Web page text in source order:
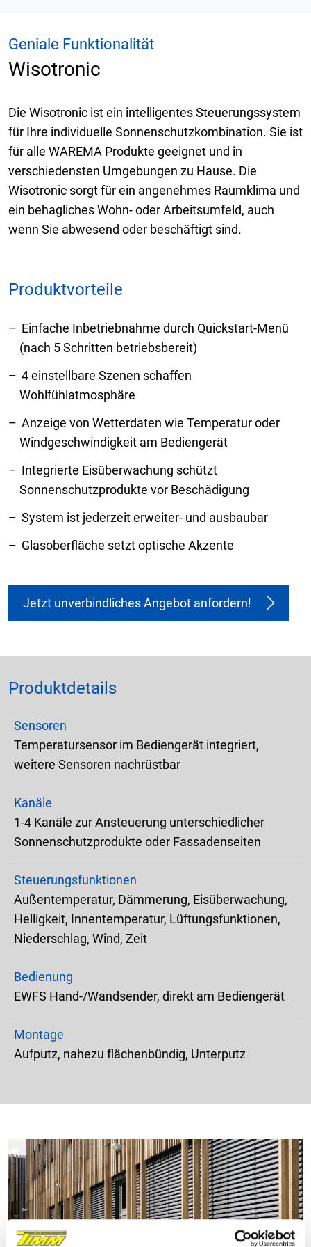
Geniale Funktionalität
Wisotronic
Die Wisotronic ist ein intelligentes Steuerungssystem
für Ihre individuelle Sonnenschutzkombination. Sie ist
für alle WAREMA Produkte geeignet und in
verschiedensten Umgebungen zu Hause. Die
Wisotronic sorgt für ein angenehmes Raumklima und
ein behagliches Wohn- oder Arbeitsumfeld, auch
wenn Sie abwesend oder beschäftigt sind.
Produktvorteile
Einfache Inbetriebnahme durch Quickstart-Menü
(nach 5 Schritten betriebsbereit)
4 einstellbare Szenen schaffen
Wohlfühlatmosphäre
Anzeige von Wetterdaten wie Temperatur oder
Windgeschwindigkeit am Bediengerät
Integrierte Eisüberwachung schützt
Sonnenschutzprodukte vor Beschädigung
System ist jederzeit erweiter- und ausbaubar
Glasoberfläche setzt optische Akzente
Jetzt unverbindliches Angebot anfordern!
Produktdetails
Sensoren
Temperatursensor im Bediengerät integriert,
weitere Sensoren nachrüstbar
Kanäle
1-4 Kanäle zur Ansteuerung unterschiedlicher
Sonnenschutzprodukte oder Fassadenseiten
Steuerungsfunktionen
Außentemperatur, Dämmerung, Eisüberwachung,
Helligkeit, Innentemperatur, Lüftungsfunktionen,
Niederschlag, Wind, Zeit
Bedienung
EWFS Hand-/Wandsender, direkt am Bediengerät
Montage
Aufputz, nahezu flächenbündig, Unterputz